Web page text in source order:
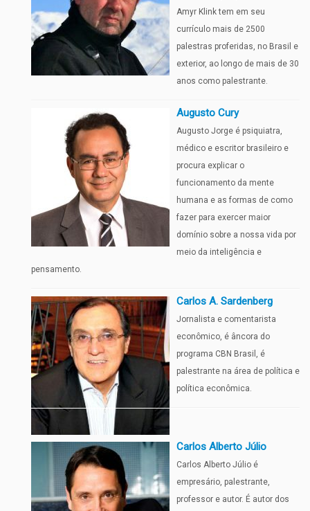
Amyr Klink tem em seu
currículo mais de 2500
palestras proferidas, no Brasil e
exterior, ao longo de mais de 30
anos como palestrante.
Augusto Cury
Augusto Jorge é psiquiatra,
médico e escritor brasileiro e
procura explicar o
funcionamento da mente
humana e as formas de como
fazer para exercer maior
domínio sobre a nossa vida por
meio da inteligência e
pensamento.
Carlos A. Sardenberg
Jornalista e comentarista
econômico, é âncora do
programa CBN Brasil, é
palestrante na área de política e
política econômica.
Carlos Alberto Júlio
Carlos Alberto Júlio é
empresário, palestrante,
professor e autor. É autor dos